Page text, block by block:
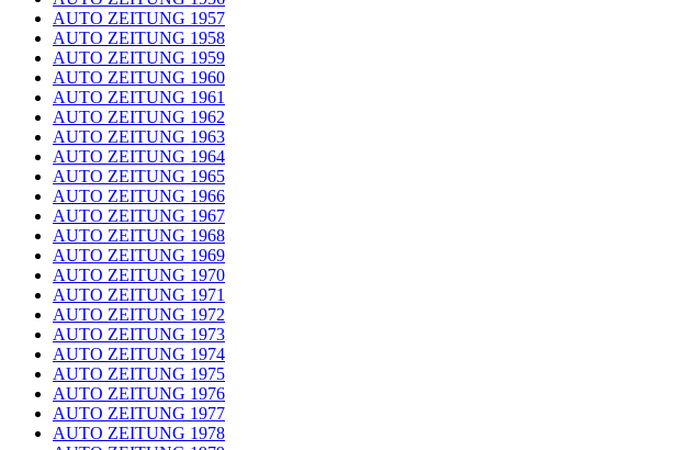
AUTO ZEITUNG 1957
AUTO ZEITUNG 1958
AUTO ZEITUNG 1959
AUTO ZEITUNG 1960
AUTO ZEITUNG 1961
AUTO ZEITUNG 1962
AUTO ZEITUNG 1963
AUTO ZEITUNG 1964
AUTO ZEITUNG 1965
AUTO ZEITUNG 1966
AUTO ZEITUNG 1967
AUTO ZEITUNG 1968
AUTO ZEITUNG 1969
AUTO ZEITUNG 1970
AUTO ZEITUNG 1971
AUTO ZEITUNG 1972
AUTO ZEITUNG 1973
AUTO ZEITUNG 1974
AUTO ZEITUNG 1975
AUTO ZEITUNG 1976
AUTO ZEITUNG 1977
AUTO ZEITUNG 1978